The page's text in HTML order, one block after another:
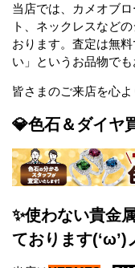
当店では、カメオブ
ト、ネックレスなど
おります。査定は無
い」というお品物で
皆さまのご来店を心
💎色石＆ダイヤ
✨使わない貴金
ております(‘ω’)